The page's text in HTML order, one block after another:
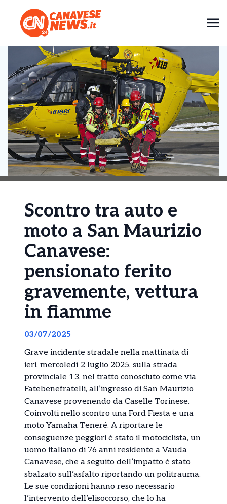
Scontro tra auto e
moto a San Maurizio
Canavese:
pensionato ferito
gravemente, vettura
in fiamme
03/07/2025
Grave incidente stradale nella mattinata di
ieri, mercoledì 2 luglio 2025, sulla strada
provinciale 13, nel tratto conosciuto come via
Fatebenefratelli, all’ingresso di San Maurizio
Canavese provenendo da Caselle Torinese.
Coinvolti nello scontro una Ford Fiesta e una
moto Yamaha Teneré. A riportare le
conseguenze peggiori è stato il motociclista, un
uomo italiano di 76 anni residente a Vauda
Canavese, che a seguito dell’impatto è stato
sbalzato sull’asfalto riportando un politrauma.
Le sue condizioni hanno reso necessario
l’intervento dell’elisoccorso, che lo ha